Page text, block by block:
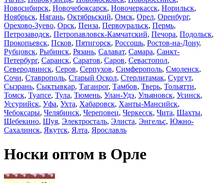
Новосибирск, Новочебоксарск, Новочеркасск, Норильск,
Ноябрьск, Нягань, Октябрьский, Омск, Орел, Оренбург,
Орехово-Зуево, Орск, Пенза, Первоуральск, Пермь,
Петрозаводск, Петропавловск-Камчатский, Печора, Подольск,
Прокопьевск, Псков, Пятигорск, Россошь, Ростов-на-Дону,
Рубцовск, Рыбинск, Рязань, Салават, Самара, Санкт-
Петербург, Саранск, Саратов, Саров, Севастопол,
Северодвинск, Серов, Серпухов, Симферополь, Смоленск,
Сочи, Ставрополь, Старый Оскол, Стерлитамак, Сургут,
Сызрань, Сыктывкар, Таганрог, Тамбов, Тверь, Тольятти,
Томск, Туапсе, Тула, Тюмень, Улан-Удэ, Ульяновск, Усинск,
Уссурийск, Уфа, Ухта, Хабаровск, Ханты-Мансийск,
Чебоксары, Челябинск, Череповец, Черкесск, Чита, Шахты,
Шебекино, Шуя, Электросталь, Элиста, Энгельс, Южно-
Сахалинск, Якутск, Ялта, Ярославль
Носки оптом в Орле